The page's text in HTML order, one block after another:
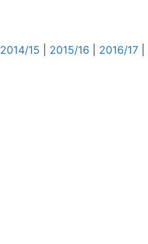
2014/15 2015/16 2016/17